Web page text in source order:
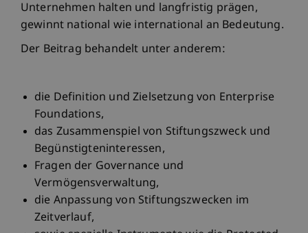
Unternehmen halten und langfristig prägen,
gewinnt national wie international an Bedeutung.
Der Beitrag behandelt unter anderem:
die Definition und Zielsetzung von Enterprise
Foundations,
das Zusammenspiel von Stiftungszweck und
Begünstigteninteressen,
Fragen der Governance und
Vermögensverwaltung,
die Anpassung von Stiftungszwecken im
Zeitverlauf,